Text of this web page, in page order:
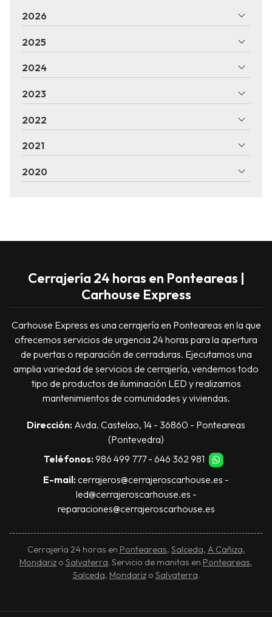
2026
2025
2024
2023
2022
2021
2020
Cerrajería 24 horas en Ponteareas |
Carhouse Express
Carhouse Express es una cerrajería en Ponteareas en la que
ofrecemos servicios de urgencia 24 horas para la apertura
de puertas o reparación de cerraduras. Ejecutamos una
amplia variedad de servicios de cerrajería, vendemos todo
tipo de productos de iluminación LED y realizamos
mantenimientos de comunidades y viviendas.
Dirección: Avda. Castelao, 14 - 36860 - Ponteareas
(Pontevedra)
Teléfonos:986 499 777- 646 362 981
E-mail:cerrajeros@cerrajeroscarhouse.es -
led@cerrajeroscarhouse.es -
reparaciones@cerrajeroscarhouse.es
Cerrajería 24 horas en Ponteareas, Salceda, A Cañiza,
Mondariz o Salvaterra. Servicio de manitas en Ponteareas,
Salceda, Mondarizo Salvaterra.